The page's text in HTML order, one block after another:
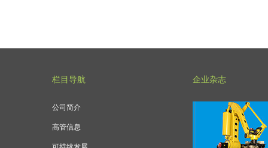
栏目导航
公司简介
高管信息
企业杂志